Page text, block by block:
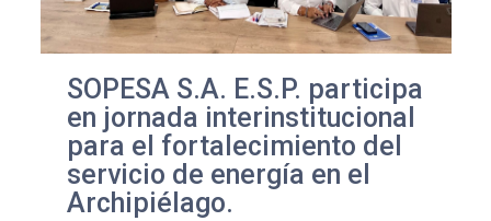
SOPESA S.A. E.S.P. participa
en jornada interinstitucional
para el fortalecimiento del
servicio de energía en el
Archipiélago.